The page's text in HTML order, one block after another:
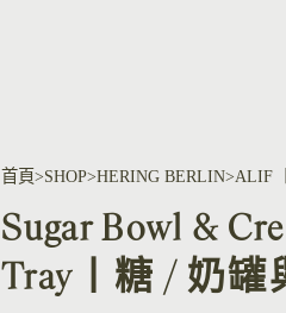
首頁 SHOP HERING BERLIN ALIF
Sugar Bowl &
Tray丨糖 / 奶罐